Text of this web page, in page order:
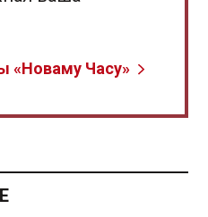
«Новаму Часу»